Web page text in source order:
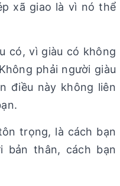
xã giao là vì nó thể
có, vì giàu có không
phải người giàu
điều này không liên
trọng, là cách bạn
bản thân, cách bạn